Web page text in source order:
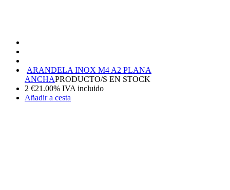
ARANDELA INOX M4 A2 PLANA
ANCHAPRODUCTO/S EN STOCK
2 €21.00% IVA incluido
Añadir a cesta